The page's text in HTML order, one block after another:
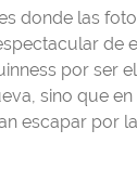
donde las
de
por ser
sino que
escapar por